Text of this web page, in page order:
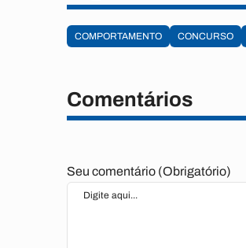
COMPORTAMENTO CONCURSO
Comentários
Seu comentário (Obrigatório)